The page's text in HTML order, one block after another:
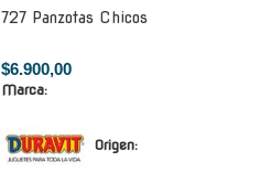
727 Panzotas Chicos
$6.900,00
Marca:
Origen: